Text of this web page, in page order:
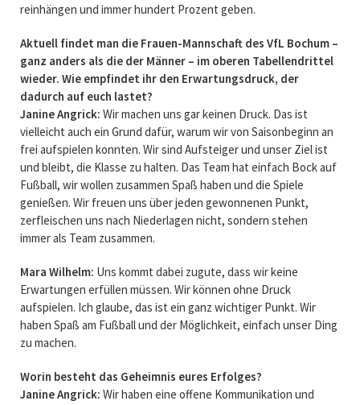
reinhängen und immer hundert Prozent geben.
Aktuell findet man die Frauen-Mannschaft des VfL Bochum –
ganz anders als die der Männer – im oberen Tabellendrittel
wieder. Wie empfindet ihr den Erwartungsdruck, der
dadurch auf euch lastet?
Janine Angrick: Wir machen uns gar keinen Druck. Das ist
vielleicht auch ein Grund dafür, warum wir von Saisonbeginn an
frei aufspielen konnten. Wir sind Aufsteiger und unser Ziel ist
und bleibt, die Klasse zu halten. Das Team hat einfach Bock auf
Fußball, wir wollen zusammen Spaß haben und die Spiele
genießen. Wir freuen uns über jeden gewonnenen Punkt,
zerfleischen uns nach Niederlagen nicht, sondern stehen
immer als Team zusammen.
Mara Wilhelm: Uns kommt dabei zugute, dass wir keine
Erwartungen erfüllen müssen. Wir können ohne Druck
aufspielen. Ich glaube, das ist ein ganz wichtiger Punkt. Wir
haben Spaß am Fußball und der Möglichkeit, einfach unser Ding
zu machen.
Worin besteht das Geheimnis eures Erfolges?
Janine Angrick: Wir haben eine offene Kommunikation und